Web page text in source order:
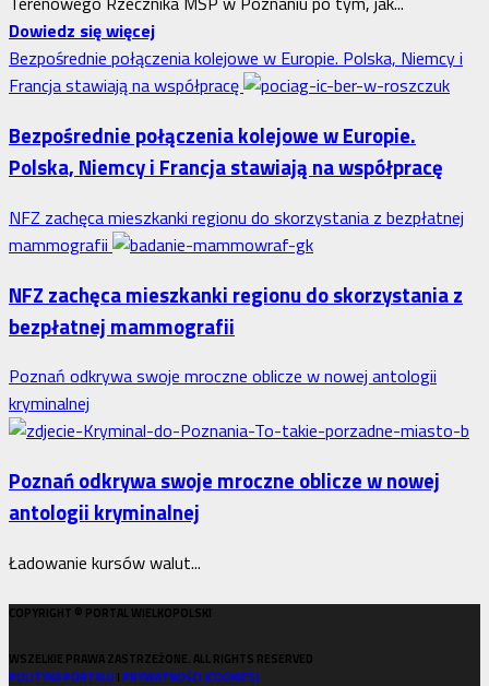
Dowiedz się więcejDowiedz
się
więcej
Interwencja
Rzecznika
po
błędnym
odsetek.
WSA
decyzję
Bezpośrednie połączenia kolejowe w Europie. Polska, Niemcy i
Francja stawiają na współpracę
Bezpośrednie połączenia kolejowe w Europie.
Polska, Niemcy i Francja stawiają na współpracę
NFZ zachęca mieszkanki regionu do skorzystania z bezpłatnej
mammografii
NFZ zachęca mieszkanki regionu do skorzystania z
bezpłatnej mammografii
Poznań odkrywa swoje mroczne oblicze w nowej antologii
kryminalnej
Poznań odkrywa swoje mroczne oblicze w nowej
antologii kryminalnej
Ładowanie kursów walut...
COPYRIGHT © PORTAL WIELKOPOLSKI
WSZELKIE PRAWA ZASTRZEŻONE. ALL RIGHTS RESERVED
POLITYKA PORTALUIPRYWATNOŚCI (COOKIES)